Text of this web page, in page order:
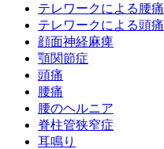
テレワークによる腰痛
テレワークによる頭痛
顔面神経麻痺
顎関節症
頭痛
腰痛
腰のヘルニア
脊柱管狭窄症
耳鳴り